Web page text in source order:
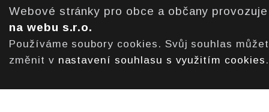
Webové stránky pro obce a občany
na webu s.r.o.
Používáme soubory cookies. Svůj souhlas
změnit v nastavení souhlasu s využitím cookies .